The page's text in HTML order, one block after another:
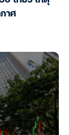
าศ